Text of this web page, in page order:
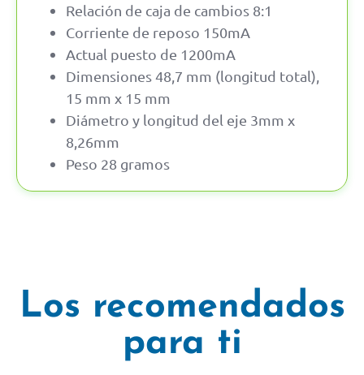
Relación de caja de cambios 8:1
Corriente de reposo 150mA
Actual puesto de 1200mA
Dimensiones 48,7 mm (longitud total),
15 mm x 15 mm
Diámetro y longitud del eje 3mm x
8,26mm
Peso 28 gramos
Los recomendados
para ti